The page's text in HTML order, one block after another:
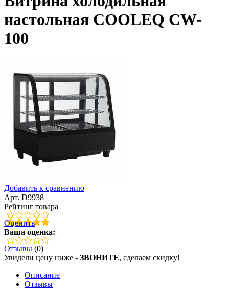
настольная COOLEQ CW-
100
Добавить к сравнению
Арт. D9938
Рейтинг товара
Оценить
Ваша оценка:
Отзывы (0)
Увидели цену ниже - ЗВОНИТЕ, сделаем скидку!
Описание
Отзывы